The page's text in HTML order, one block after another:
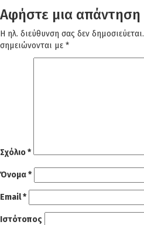
Αφήστε μια απάντηση
Η ηλ. διεύθυνση σας δεν δημοσιεύεται.
σημειώνονται με *
Σχόλιο*
Όνομα*
Email*
Ιστότοπος